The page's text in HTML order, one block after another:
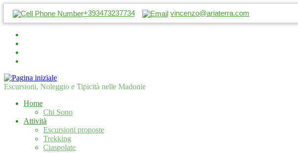
+393473237734 vincenzo@ariaterra.com
Escursioni, Noleggio e Tipicità nelle Madonie
Home
Chi Sono
Attività
Escursioni proposte
Trekking
Ciaspolate